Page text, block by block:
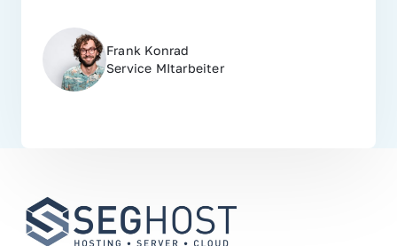
Frank Konrad
Service MItarbeiter